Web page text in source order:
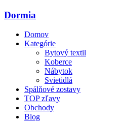
Dormia
Domov
Kategórie
Bytový textil
Koberce
Nábytok
Svietidlá
Spálňové zostavy
TOP zľavy
Obchody
Blog